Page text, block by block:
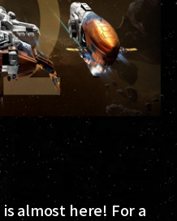
almost here! For a